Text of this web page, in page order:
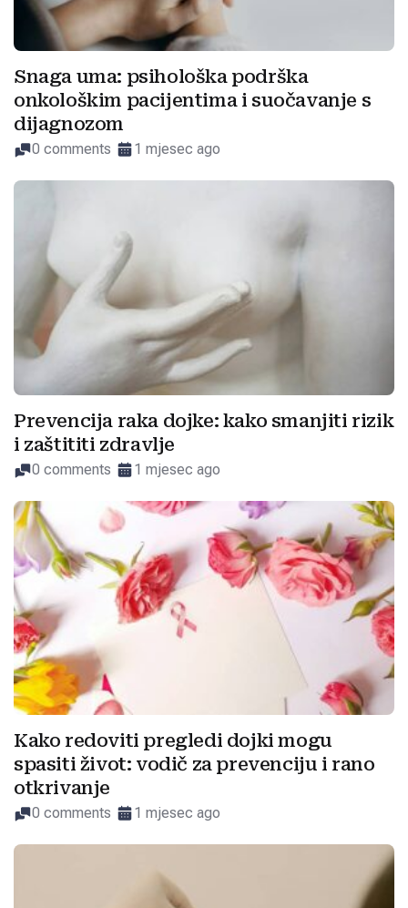
Snaga uma: psihološka podrška
onkološkim pacijentima i suočavanje s
dijagnozom
0 comments 1 mjesec ago
Prevencija raka dojke: kako smanjiti rizik
i zaštititi zdravlje
0 comments 1 mjesec ago
Kako redoviti pregledi dojki mogu
spasiti život: vodič za prevenciju i rano
otkrivanje
0 comments 1 mjesec ago